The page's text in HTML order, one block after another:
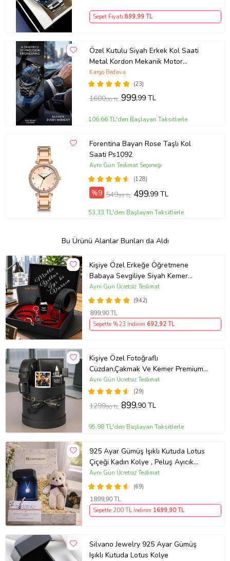
Sepet Fiyatı 899,99 TL
Özel Kutulu Siyah Erkek Kol Saati
Metal Kordon Mekanik Motor
Garantili Hediye Kart Notu İle
Gönderilir
(23)
Kargo Bedava
1600,00 TL 999,99 TL
106,66 TL'den Başlayan Taksitlerle
Forentina Bayan Rose Taşlı Kol
Saati Ps1092
(128)
Aynı Gün Teslimat Seçeneği
%9 549,99 TL 499,99 TL
53,33 TL'den Başlayan Taksitlerle
Bu Ürünü Alanlar Bunları da Aldı
Kişiye Özel Erkeğe Öğretmene
Babaya Sevgiliye Siyah Kemer
Cüzdan Çakmak Seti Hediye Seti
(942)
Aynı Gün Ücretsiz Teslimat
899,90 TL
Sepette %23 İndirim 692,92 TL
Kişiye Özel Fotoğraflı
Cüzdan,Çakmak Ve Kemer Premium
Erkek Aksesuar Seti
(29)
Aynı Gün Ücretsiz Teslimat
1299,90 TL 899,90 TL
95,98 TL'den Başlayan Taksitlerle
925 Ayar Gümüş Işıklı Kutuda Lotus
Çiçeği Kadın Kolye , Peluş Ayıcık
Anahtarlık Marteniçka Bileklik,
Polaroid Fotoğraf Hediye
(69)
Aynı Gün Ücretsiz Teslimat
1899,90 TL
Sepette 200 TL İndirim 1699,90 TL
Silvano Jewelry 925 Ayar Gümüş
Işıklı Kutuda Lotus Kolye